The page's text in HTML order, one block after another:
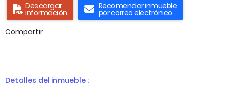
Descargar
información
Recomendar inmueble
por correo electrónico
Compartir
Detalles del inmueble :